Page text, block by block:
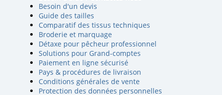
Besoin d'un devis
Guide des tailles
Comparatif des tissus techniques
Broderie et marquage
Détaxe pour pêcheur professionnel
Solutions pour Grand-comptes
Paiement en ligne sécurisé
Pays & procédures de livraison
Conditions générales de vente
Protection des données personnelles